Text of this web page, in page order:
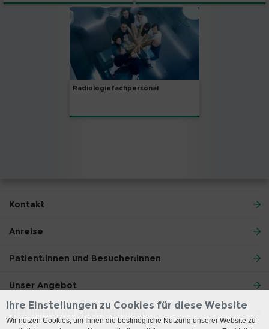
Radiologiefachpersonal
Kontakt
Anreise
Patient:innen und Besucher:innen
Unser Angebot
Ärzt:innen und Zuweiser:innen
Ihre Einstellungen zu Cookies für diese Website
Wir nutzen Cookies, um Ihnen die bestmögliche Nutzung unserer Website zu